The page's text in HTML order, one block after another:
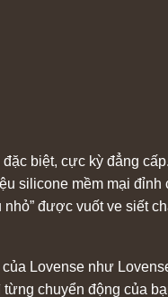
biệt, cực kỳ đẳng
silicone mềm mại
được vuốt ve siết
Lovense như
chuyển động của